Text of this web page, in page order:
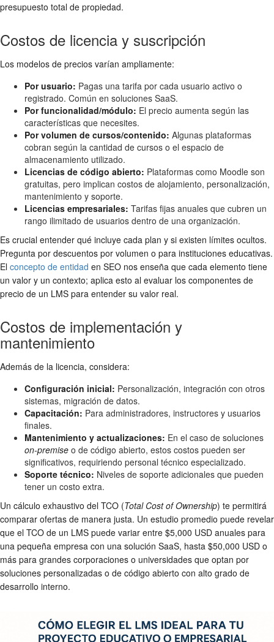
presupuesto total de propiedad.
Costos de licencia y suscripción
Los modelos de precios varían ampliamente:
Por usuario: Pagas una tarifa por cada usuario activo o
registrado. Común en soluciones SaaS.
Por funcionalidad/módulo: El precio aumenta según las
características que necesites.
Por volumen de cursos/contenido: Algunas plataformas
cobran según la cantidad de cursos o el espacio de
almacenamiento utilizado.
Licencias de código abierto: Plataformas como Moodle son
gratuitas, pero implican costos de alojamiento, personalización,
mantenimiento y soporte.
Licencias empresariales: Tarifas fijas anuales que cubren un
rango ilimitado de usuarios dentro de una organización.
Es crucial entender qué incluye cada plan y si existen límites ocultos.
Pregunta por descuentos por volumen o para instituciones educativas.
El concepto de entidad en SEO nos enseña que cada elemento tiene
un valor y un contexto; aplica esto al evaluar los componentes de
precio de un LMS para entender su valor real.
Costos de implementación y
mantenimiento
Además de la licencia, considera:
Configuración inicial: Personalización, integración con otros
sistemas, migración de datos.
Capacitación: Para administradores, instructores y usuarios
finales.
Mantenimiento y actualizaciones: En el caso de soluciones
on-premise o de código abierto, estos costos pueden ser
significativos, requiriendo personal técnico especializado.
Soporte técnico: Niveles de soporte adicionales que pueden
tener un costo extra.
Un cálculo exhaustivo del TCO (Total Cost of Ownership) te permitirá
comparar ofertas de manera justa. Un estudio promedio puede revelar
que el TCO de un LMS puede variar entre $5,000 USD anuales para
una pequeña empresa con una solución SaaS, hasta $50,000 USD o
más para grandes corporaciones o universidades que optan por
soluciones personalizadas o de código abierto con alto grado de
desarrollo interno.